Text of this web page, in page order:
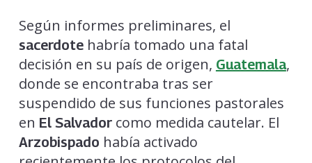
Según informes preliminares, el
sacerdotehabría tomado una fatal
decisión en su país de origen, Guatemala,
donde se encontraba tras ser
suspendido de sus funciones pastorales
en El Salvadorcomo medida cautelar. El
Arzobispado había activado